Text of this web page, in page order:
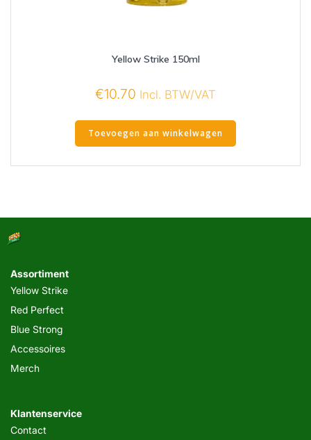
Yellow Strike 150ml
€10.70 Incl. BTW/VAT
Toevoegen aan winkelwagen
Assortiment
Yellow Strike
Red Perfect
Blue Strong
Accessoires
Merch
Klantenservice
Contact